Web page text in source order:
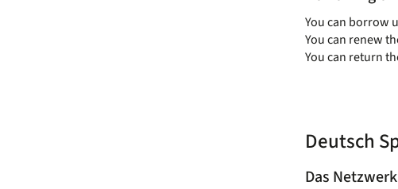
You can borrow
You can renew
You can return
Deutsch
Das